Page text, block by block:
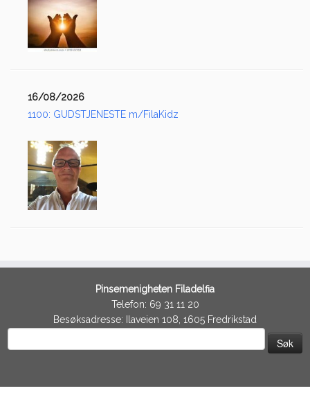
16/08/2026
1100: GUDSTJENESTE m/FilaKidz
Pinsemenigheten Filadelfia
Telefon: 69 31 11 20
Besøksadresse: Ilaveien 108, 1605 Fredrikstad
etter: